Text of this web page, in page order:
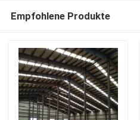
Empfohlene Produkte